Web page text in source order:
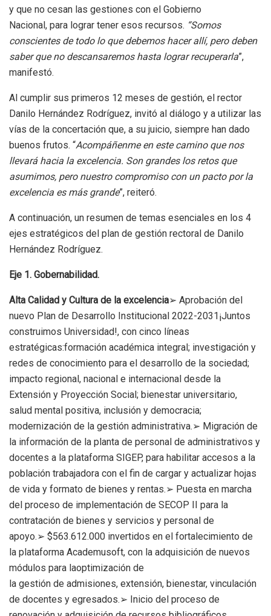
y que no cesan las gestiones con el Gobierno
Nacional, para lograr tener esos recursos. “Somos
conscientes de todo lo que debemos hacerallí, pero deben
saber que no descansaremos hasta lograr recuperarla”,
manifestó.
Al cumplir sus primeros 12 meses de gestión, el rector
Danilo Hernández Rodríguez, invitó al diálogo y a utilizar las
vías de la concertación que, a su juicio, siempre han dado
buenos frutos. “Acompáñenme en este camino que nos
llevará hacia la excelencia. Son grandes los retos que
asumimos, pero nuestro compromiso con un pacto por la
excelencia es más grande”, reiteró.
A continuación, un resumen de temas esenciales en los 4
ejes estratégicos del plan de gestión rectoral de Danilo
Hernández Rodríguez.
Eje 1. Gobernabilidad.
Alta Calidad y Cultura de la excelencia➢ Aprobación del
nuevo Plan de Desarrollo Institucional 2022-2031¡Juntos
construimos Universidad!, con cinco líneas
estratégicas:formación académica integral; investigación y
redes de conocimiento para el desarrollo de la sociedad;
impacto regional, nacional e internacional desde la
Extensión y Proyección Social; bienestar universitario,
salud mental positiva, inclusión y democracia;
modernización de la gestión administrativa.➢ Migración de
la información de la planta de personal de administrativos y
docentes a la plataforma SIGEP, para habilitar accesos a la
población trabajadora con el fin de cargar y actualizar hojas
de vida y formato de bienes y rentas.➢ Puesta en marcha
del proceso de implementación de SECOP II para la
contratación de bienes y servicios y personal de
apoyo.➢ $563.612.000 invertidos en el fortalecimiento de
la plataforma Academusoft, con la adquisición de nuevos
módulos para laoptimización de
la gestión de admisiones, extensión, bienestar, vinculación
de docentes y egresados.➢ Inicio del proceso de